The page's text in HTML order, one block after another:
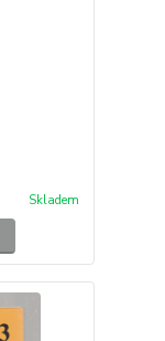
Skladem